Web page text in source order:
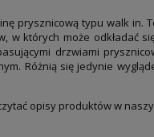
prysznicową typu walk in.
w których może odkładać
drzwiami
Różnią się jedynie
opisy produktów w